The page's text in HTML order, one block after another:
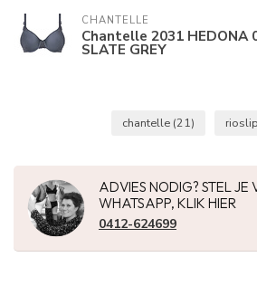
CHANTELLE
Chantelle 2031 HEDONA
SLATE GREY
chantelle (21) rioslip
ADVIES NODIG? STEL JE
WHATSAPP, KLIK HIER
0412-624699